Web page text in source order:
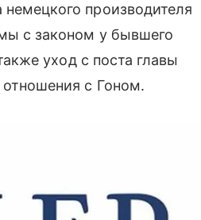
производителя
с законом у бывшего
уход с поста главы
с Гоном.